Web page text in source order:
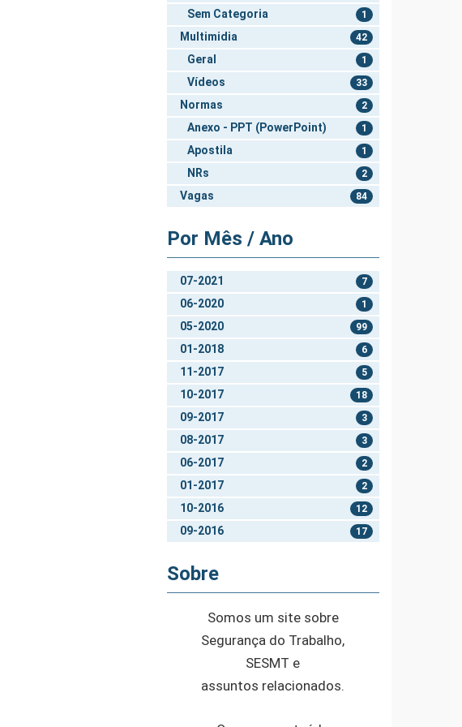
Sem Categoria 1
Multimidia 42
Geral 1
Vídeos 33
Normas 2
Anexo - PPT (PowerPoint) 1
Apostila 1
NRs 2
Vagas 84
Por Mês / Ano
07-2021 7
06-2020 1
05-2020 99
01-2018 6
11-2017 5
10-2017 18
09-2017 3
08-2017 3
06-2017 2
01-2017 2
10-2016 12
09-2016 17
Sobre
Somos um site sobre
Segurança do Trabalho,
SESMT e
assuntos relacionados.